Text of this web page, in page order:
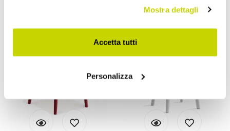
Mostra dettagli
Accetta tutti
Personalizza